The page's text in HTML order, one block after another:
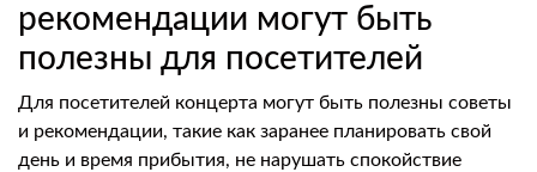
рекомендации могут быть
полезны для посетителей
Для посетителей концерта могут быть полезны советы
и рекомендации, такие как заранее планировать свой
день и время прибытия, не нарушать спокойствие